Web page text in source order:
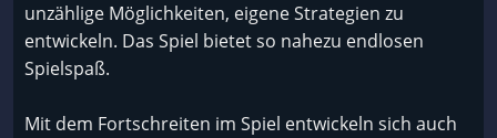
unzählige Möglichkeiten, eigene Strategien zu
entwickeln. Das Spiel bietet so nahezu endlosen
Spielspaß.
Mit dem Fortschreiten im Spiel entwickeln sich auch